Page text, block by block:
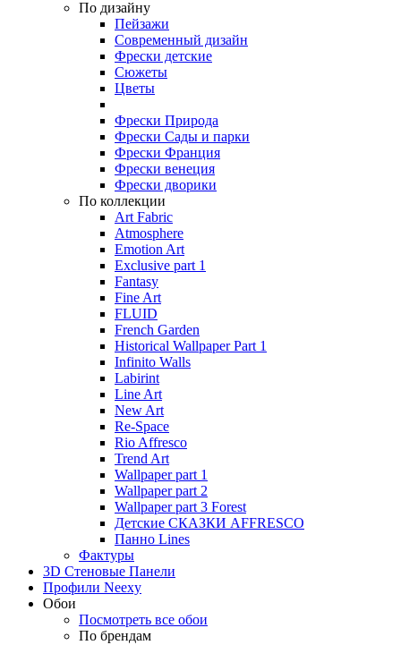
По дизайну
Пейзажи
Современный дизайн
Фрески детские
Сюжеты
Цветы
Фрески Природа
Фрески Сады и парки
Фрески Франция
Фрески венеция
Фрески дворики
По коллекции
Art Fabric
Atmosphere
Emotion Art
Exclusive part 1
Fantasy
Fine Art
FLUID
French Garden
Historical Wallpaper Part 1
Infinito Walls
Labirint
Line Art
New Art
Re-Space
Rio Affresco
Trend Art
Wallpaper part 1
Wallpaper part 2
Wallpaper part 3 Forest
Детские СКАЗКИ AFFRESCO
Панно Lines
Фактуры
3D Стеновые Панели
Профили Neexy
Обои
Посмотреть все обои
По брендам